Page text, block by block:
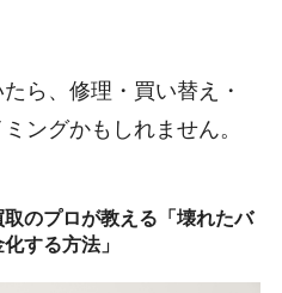
ら、修理・買い替え・
ングかもしれません。
のプロが教える「壊れたバ
する方法」